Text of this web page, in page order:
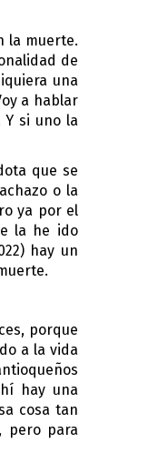
la muerte.
de
una
a hablar
Y si uno la
que se
o la
ya por el
la he ido
hay un
porque
a la vida
hay una
cosa tan
pero para